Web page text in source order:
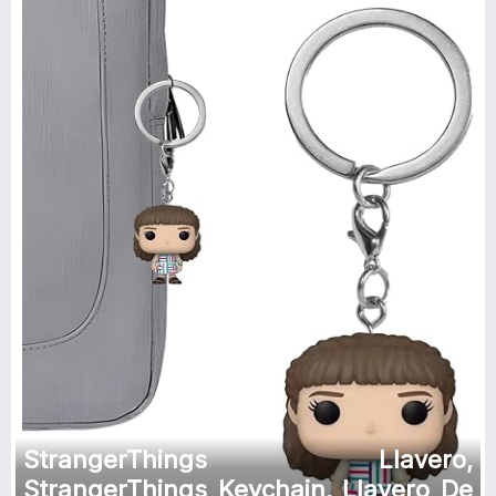
StrangerThings Llavero,
StrangerThings Keychain, Llavero De